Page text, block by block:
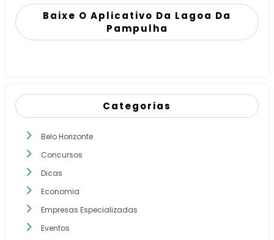
Baixe O Aplicativo Da Lagoa Da
Pampulha
Categorias
Belo Horizonte
Concursos
Dicas
Economia
Empresas Especializadas
Eventos